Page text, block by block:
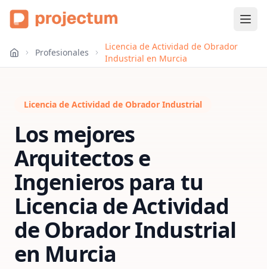
Profesionales
Licencia de Actividad de Obrador
Industrial en Murcia
Licencia de Actividad de Obrador Industrial
Los mejores
Arquitectos e
Ingenieros para tu
Licencia de Actividad
de Obrador Industrial
en Murcia